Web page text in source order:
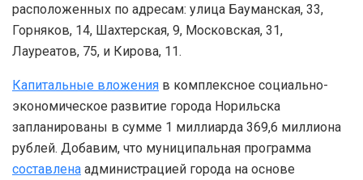
расположенных по адресам: улица Бауманская, 33,
Горняков, 14, Шахтерская, 9, Московская, 31,
Лауреатов, 75, и Кирова, 11.
Капитальные вложения в комплексное социально-
экономическое развитие города Норильска
запланированы в сумме 1 миллиарда 369,6 миллиона
рублей. Добавим, что муниципальная программа
составлена администрацией города на основе